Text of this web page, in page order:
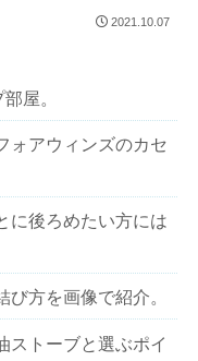
2021.10.07
屋。
ォアウィンズのカセ
に後ろめたい方には
方を画像で紹介。
ストーブと選ぶポイ